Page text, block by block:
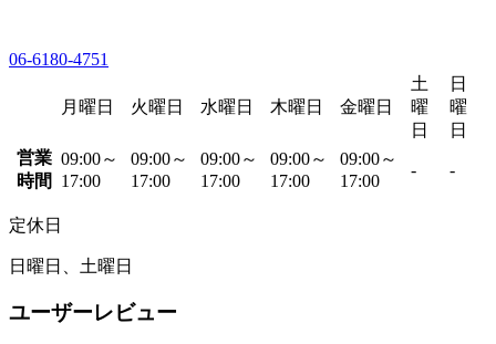
06-6180-4751
月曜日 火曜日 水曜日 木曜日 金曜日
土
曜
日
日
曜
日
営業
時間
09:00～
17:00
09:00～
17:00
09:00～
17:00
09:00～
17:00
09:00～
17:00
- -
定休日
日曜日、土曜日
ユーザーレビュー